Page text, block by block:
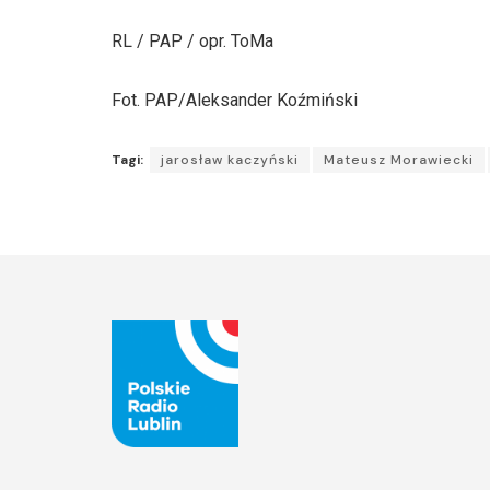
RL / PAP / opr. ToMa
Fot. PAP/Aleksander Koźmiński
Tagi: jarosław kaczyński Mateusz Morawiecki